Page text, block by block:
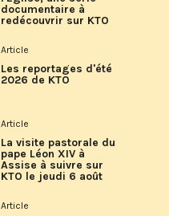
documentaire à
redécouvrir sur KTO
Article
Les reportages d'été
2026 de KTO
Article
La visite pastorale du
pape Léon XIV à
Assise à suivre sur
KTO le jeudi 6 août
Article